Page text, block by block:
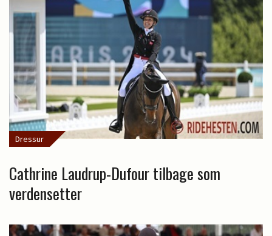
Dressur
Cathrine Laudrup-Dufour tilbage som
verdensetter